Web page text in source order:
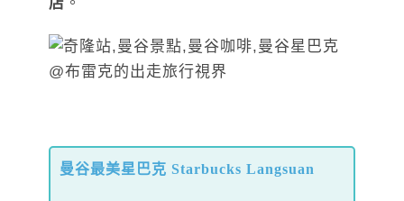
曼谷最美星巴克 Starbucks Langsuan